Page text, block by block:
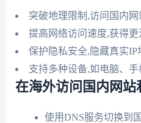
突破地理限制,访问国内
提高网络访问速度,获得
保护隐私安全,隐藏真实IP
支持多种设备,如电脑、
在海外访问国内网站
使用DNS服务切换到